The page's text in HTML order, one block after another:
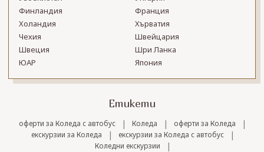
Финландия
Франция
Холандия
Хърватия
Чехия
Швейцария
Швеция
Шри Ланка
ЮАР
Япония
Етикети
оферти за Коледа с автобус | Коледа | оферти за Коледа |
екскурзии за Коледа | екскурзии за Коледа с автобус |
Коледни екскурзии |